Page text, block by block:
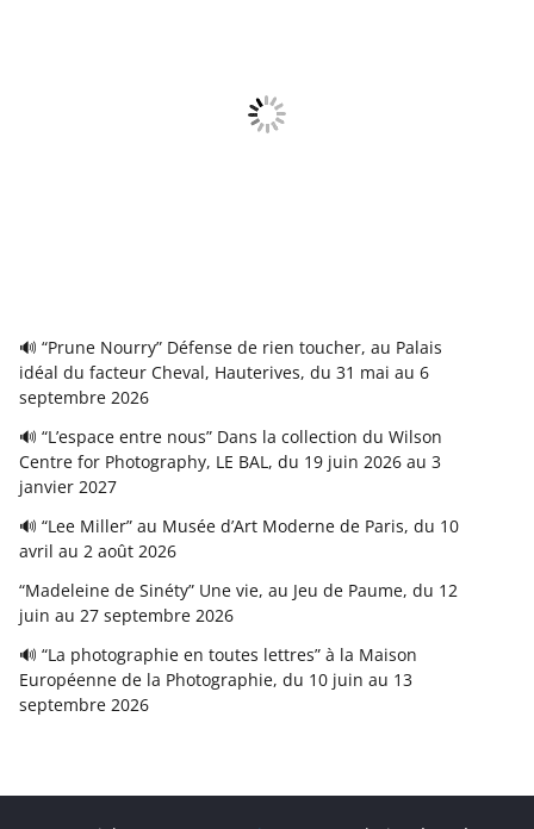
🔊 “Prune Nourry” Défense de rien toucher, au Palais
idéal du facteur Cheval, Hauterives, du 31 mai au 6
septembre 2026
🔊 “L’espace entre nous” Dans la collection du Wilson
Centre for Photography, LE BAL, du 19 juin 2026 au 3
janvier 2027
🔊 “Lee Miller” au Musée d’Art Moderne de Paris, du 10
avril au 2 août 2026
“Madeleine de Sinéty” Une vie, au Jeu de Paume, du 12
juin au 27 septembre 2026
🔊 “La photographie en toutes lettres” à la Maison
Européenne de la Photographie, du 10 juin au 13
septembre 2026